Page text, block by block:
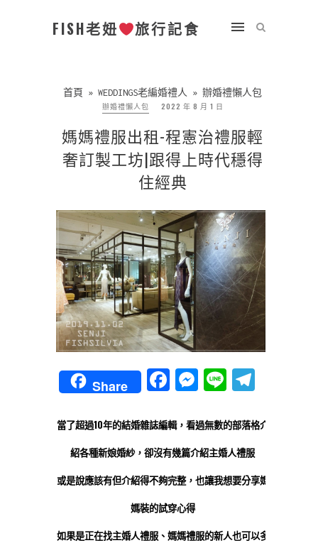
FISH老妞 旅行記食
首頁 » WEDDINGS老編婚禮人 » 辦婚禮懶人包
辦婚禮懶人包
2022 年 8 月 1 日
媽媽禮服出租-程憲治禮服輕
奢訂製工坊|跟得上時代穩得
住經典
Share Facebook
Messenger
Line
當了超過10年的結婚雜誌編輯，看過無數的部落格介
紹各種新娘婚紗，卻沒有幾篇介紹主婚人禮服
或是說應該有但介紹得不夠完整，也讓我想要分享媽
媽裝的試穿心得
如果是正在找主婚人禮服、媽媽禮服的新人也可以多